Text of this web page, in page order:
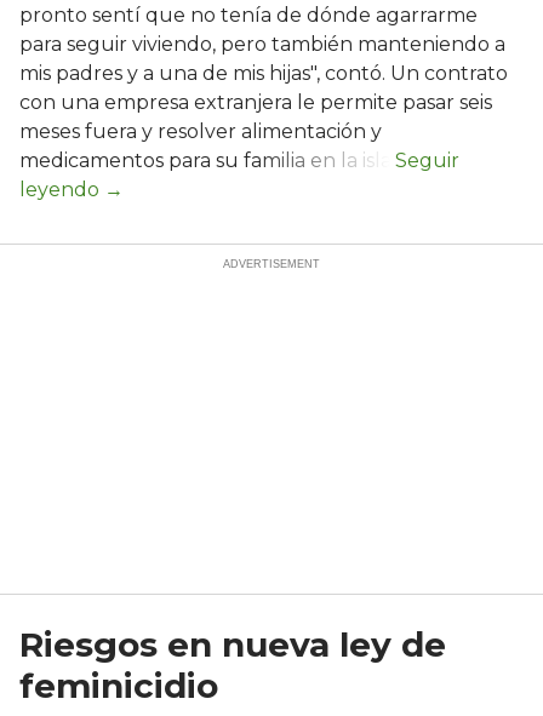
pronto sentí que no tenía de dónde agarrarme
para seguir viviendo, pero también manteniendo a
mis padres y a una de mis hijas", contó. Un contrato
con una empresa extranjera le permite pasar seis
meses fuera y resolver alimentación y
medicamentos para su familia en la isla.
Riesgos en nueva ley de
feminicidio